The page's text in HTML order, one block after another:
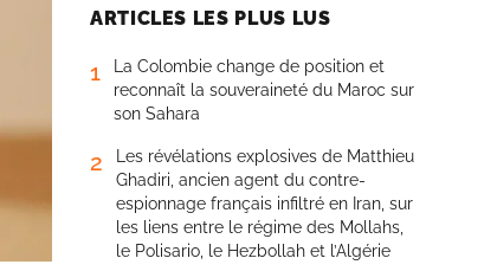
ARTICLES LES PLUS LUS
1
La Colombie change de position et
reconnaît la souveraineté du Maroc sur
son Sahara
2
Les révélations explosives de Matthieu
Ghadiri, ancien agent du contre-
espionnage français infiltré en Iran, sur
les liens entre le régime des Mollahs,
le Polisario, le Hezbollah et l’Algérie